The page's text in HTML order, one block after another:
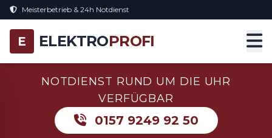
Meisterbetrieb & 24h Notdienst
E ELEKTROPROFI
NOTDIENST RUND UM DIE UHR
VERFÜGBAR
0157 9249 92 50